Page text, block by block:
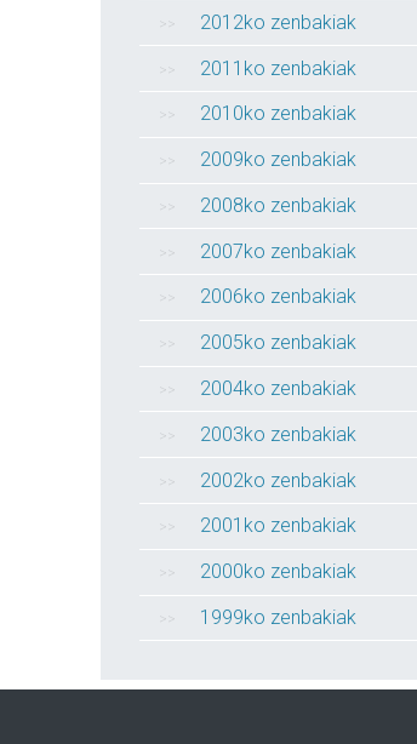
2012ko zenbakiak
2011ko zenbakiak
2010ko zenbakiak
2009ko zenbakiak
2008ko zenbakiak
2007ko zenbakiak
2006ko zenbakiak
2005ko zenbakiak
2004ko zenbakiak
2003ko zenbakiak
2002ko zenbakiak
2001ko zenbakiak
2000ko zenbakiak
1999ko zenbakiak